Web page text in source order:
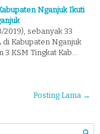
Nganjuk Ikuti
2019), sebanyak 33
di Kabupaten Nganjuk
KSM Tingkat Kab…
Posting Lama →